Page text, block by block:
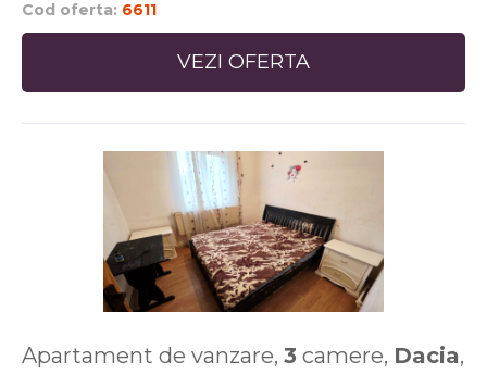
Cod oferta: 6611
VEZI OFERTA
Apartament de vanzare, 3 camere, Dacia,